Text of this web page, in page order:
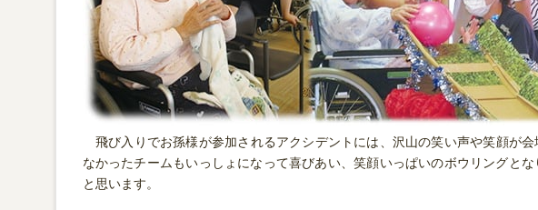
飛び入りでお孫様が参加されるアクシデントには、沢山の笑い声や笑顔が
なかったチームもいっしょになって喜びあい、笑顔いっぱいのボウリングと
と思います。